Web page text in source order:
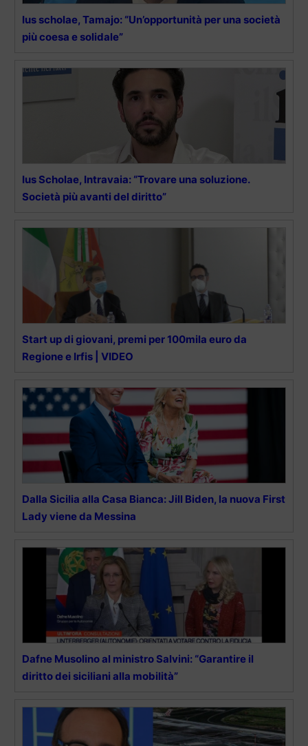
Ius scholae, Tamajo: “Un’opportunità per una società
più coesa e solidale”
Ius Scholae, Intravaia: “Trovare una soluzione.
Società più avanti del diritto”
Start up di giovani, premi per 100mila euro da
Regione e Irfis | VIDEO
Dalla Sicilia alla Casa Bianca: Jill Biden, la nuova First
Lady viene da Messina
Dafne Musolino al ministro Salvini: “Garantire il
diritto dei siciliani alla mobilità”